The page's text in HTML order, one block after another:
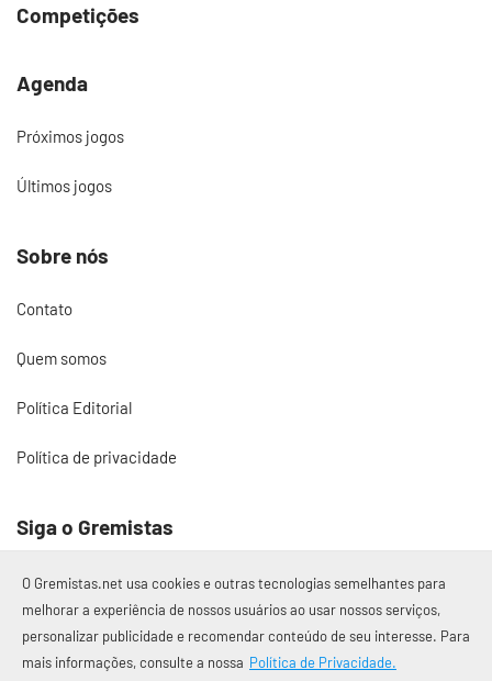
Competições
Agenda
Próximos jogos
Últimos jogos
Sobre nós
Contato
Quem somos
Política Editorial
Política de privacidade
Siga o Gremistas
© 2017 – 2026 Gremistas.net
Gremistas.net — Porto Alegre/RS
O Gremistas.net usa cookies e outras tecnologias semelhantes para
melhorar a experiência de nossos usuários ao usar nossos serviços,
personalizar publicidade e recomendar conteúdo de seu interesse. Para
mais informações, consulte a nossa Política de Privacidade.